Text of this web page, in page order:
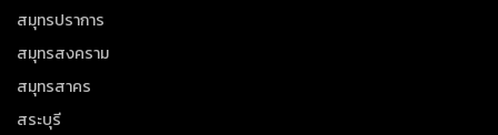
สมุทรปราการ
สมุทรสงคราม
สมุทรสาคร
สระบุรี